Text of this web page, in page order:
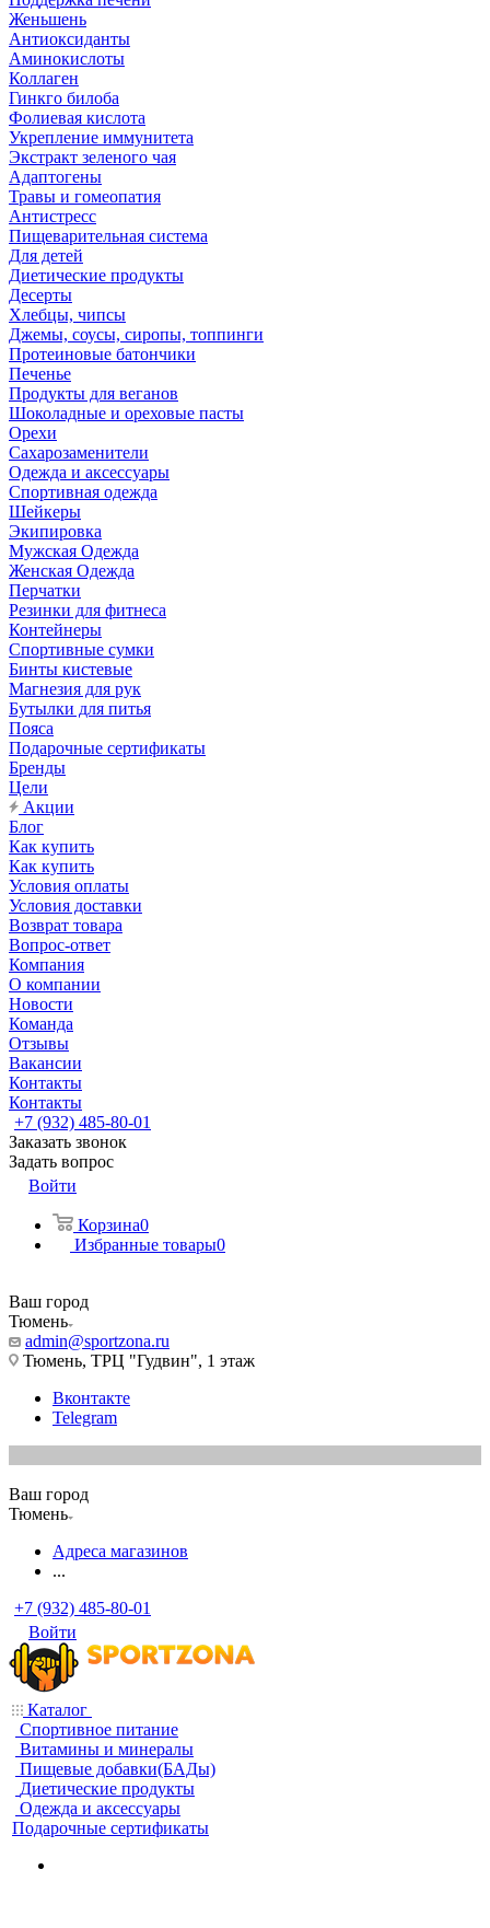
Женьшень
Антиоксиданты
Аминокислоты
Коллаген
Гинкго билоба
Фолиевая кислота
Укрепление иммунитета
Экстракт зеленого чая
Адаптогены
Травы и гомеопатия
Антистресс
Пищеварительная система
Для детей
Диетические продукты
Десерты
Хлебцы, чипсы
Джемы, соусы, сиропы, топпинги
Протеиновые батончики
Печенье
Продукты для веганов
Шоколадные и ореховые пасты
Орехи
Сахарозаменители
Одежда и аксессуары
Спортивная одежда
Шейкеры
Экипировка
Мужская Одежда
Женская Одежда
Перчатки
Резинки для фитнеса
Контейнеры
Спортивные сумки
Бинты кистевые
Магнезия для рук
Бутылки для питья
Пояса
Подарочные сертификаты
Бренды
Цели
Акции
Блог
Как купить
Как купить
Условия оплаты
Условия доставки
Возврат товара
Вопрос-ответ
Компания
О компании
Новости
Команда
Отзывы
Вакансии
Контакты
Контакты
+7 (932) 485-80-01
Заказать звонок
Задать вопрос
Войти
Корзина0
Избранные товары0
Ваш город
Тюмень
admin@sportzona.ru
Тюмень, ТРЦ "Гудвин", 1 этаж
Вконтакте
Telegram
Ваш город
Тюмень
Адреса магазинов
...
+7 (932) 485-80-01
Войти
Каталог
Спортивное питание
Витамины и минералы
Пищевые добавки(БАДы)
Диетические продукты
Одежда и аксессуары
Подарочные сертификаты